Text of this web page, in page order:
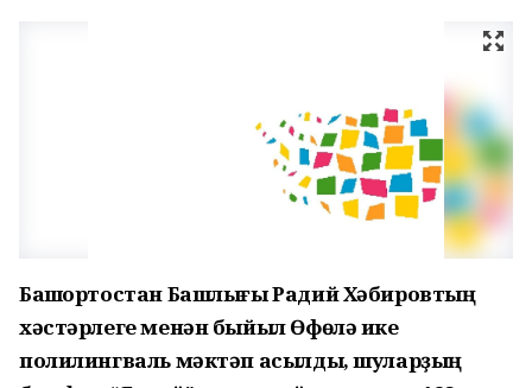
Башҡортостан Башлығы Радий Хәбировтың
хәстәрлеге менән быйыл Өфөлә ике
полилингваль мәктәп асылды, шуларҙың